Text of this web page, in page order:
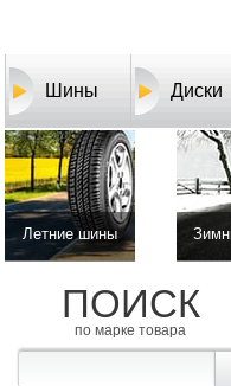
Шины Диски
Летние шины
ПОИСК
по марке товара